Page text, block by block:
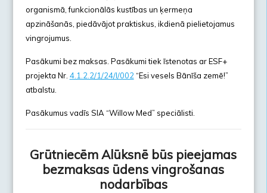
organismā, funkcionālās kustības un ķermeņa
apzināšanās, piedāvājot praktiskus, ikdienā pielietojamus
vingrojumus.
Pasākumi bez maksas. Pasākumi tiek īstenotas ar ESF+
projekta Nr. 4.1.2.2/1/24/I/002 “Esi vesels Bānīša zemē!”
atbalstu.
Pasākumus vadīs SIA “Willow Med” speciālisti.
Grūtniecēm Alūksnē būs pieejamas
bezmaksas ūdens vingrošanas
nodarbības